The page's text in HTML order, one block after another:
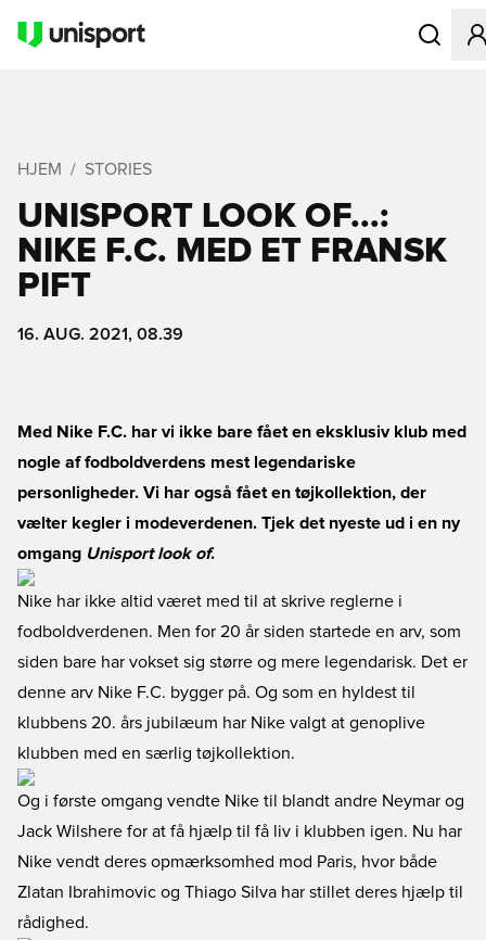
Åbner
HJEM STORIES
UNISPORT LOOK OF...:
NIKE F.C. MED ET FRANSK
PIFT
16. AUG. 2021, 08.39
Med Nike F.C. har vi ikke bare fået en eksklusiv klub med
nogle af fodboldverdens mest legendariske
personligheder. Vi har også fået en tøjkollektion, der
vælter kegler i modeverdenen. Tjek det nyeste ud i en ny
omgang Unisport look of.
Nike har ikke altid været med til at skrive reglerne i
fodboldverdenen. Men for 20 år siden startede en arv, som
siden bare har vokset sig større og mere legendarisk. Det er
denne arv Nike F.C. bygger på. Og som en hyldest til
klubbens 20. års jubilæum har Nike valgt at genoplive
klubben med en særlig tøjkollektion.
Og i første omgang vendte Nike til blandt andre Neymar og
Jack Wilshere for at få hjælp til få liv i klubben igen. Nu har
Nike vendt deres opmærksomhed mod Paris, hvor både
Zlatan Ibrahimovic og Thiago Silva har stillet deres hjælp til
rådighed.